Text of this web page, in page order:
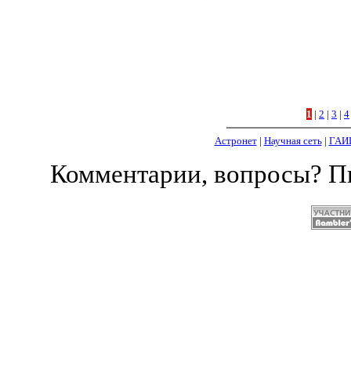
1 | 2 | 3 | 4
Астронет| Научная сеть|
Комментарии, вопросы?